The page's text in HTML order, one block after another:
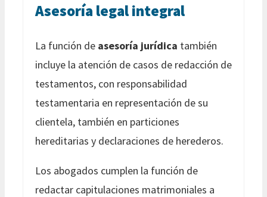
Asesoría legal integral
La función de asesoría jurídica también
incluye la atención de casos de redacción de
testamentos, con responsabilidad
testamentaria en representación de su
clientela, también en particiones
hereditarias y declaraciones de herederos.
Los abogados cumplen la función de
redactar capitulaciones matrimoniales a